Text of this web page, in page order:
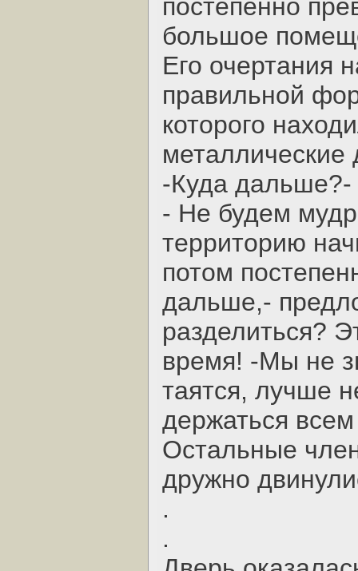
постепенно
большое
Его очертания
правильной
которого
металлические
-Куда дальше?-
- Не будем
территорию
потом
дальше,-
разделиться?
время! -Мы не
таятся, лучше
держаться
Остальные
дружно
.
.